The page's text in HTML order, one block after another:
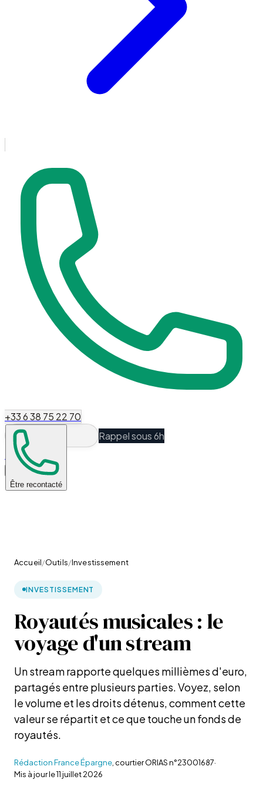
+33 6 38 75 22 70
Être recontacté
Rappel sous 6h
Espace Client
Accueil/Outils/Investissement
INVESTISSEMENT
Royautés musicales : le
voyage d'un stream
Un stream rapporte quelques millièmes d'euro,
partagés entre plusieurs parties. Voyez, selon
le volume et les droits détenus, comment cette
valeur se répartit et ce que touche un fonds de
royautés.
Rédaction France Épargne , courtier ORIAS n°23001687·
Mis à jour le11 juillet 2026